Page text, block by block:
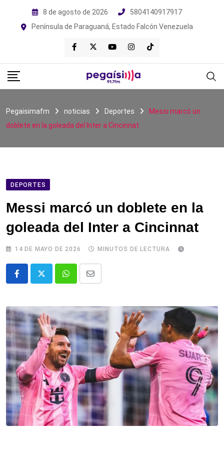
8 de agosto de 2026
5804140917917
Península de Paraguaná, Estado Falcón Venezuela
Pegaisimafm noticias Deportes
Messi marcó un
doblete en la goleada del Inter a Cincinnat
DEPORTES
Messi marcó un doblete en la
goleada del Inter a Cincinnat
14 DE MAYO DE 2026 MINUTOS DE LECTURA
WhatsappComparte
email